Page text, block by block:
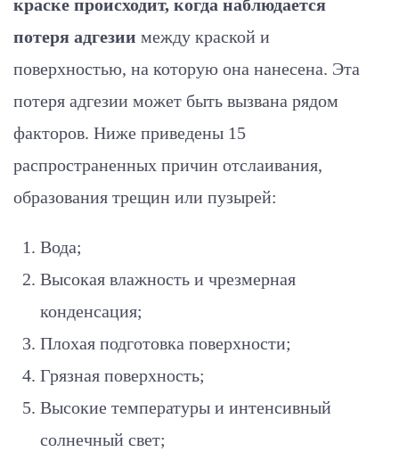
краске происходит, когда наблюдается
потеря адгезии между краской и
поверхностью, на которую она нанесена. Эта
потеря адгезии может быть вызвана рядом
факторов. Ниже приведены 15
распространенных причин отслаивания,
образования трещин или пузырей:
Вода;
Высокая влажность и чрезмерная
конденсация;
Плохая подготовка поверхности;
Грязная поверхность;
Высокие температуры и интенсивный
солнечный свет;